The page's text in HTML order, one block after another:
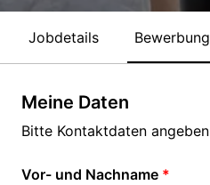
Jobdetails Bewerbung
Meine Daten
Bitte Kontaktdaten angeben
Vor- und Nachname *